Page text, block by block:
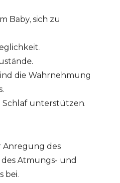
Baby, sich zu
die Wahrnehmung
Schlaf unterstützen.
Anregung des
Atmungs- und
bei.